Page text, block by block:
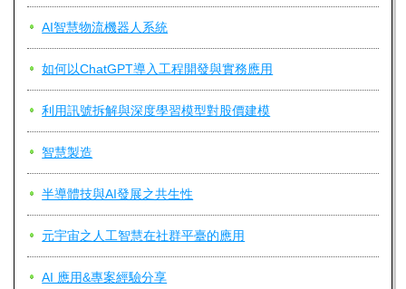
AI智慧物流機器人系統
如何以ChatGPT導入工程開發與實務應用
利用訊號拆解與深度學習模型對股價建模
智慧製造
半導體技與AI發展之共生性
元宇宙之人工智慧在社群平臺的應用
AI 應用&專案經驗分享